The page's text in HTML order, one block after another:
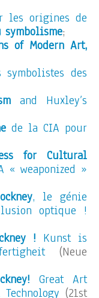
les origines de
symbolisme;
of Modern Art,
symbolistes des
and Huxley’s
de la CIA pour
for Cultural
weaponized »
, le génie
optique !
! Kunst is
(Neue
Great Art
(21st